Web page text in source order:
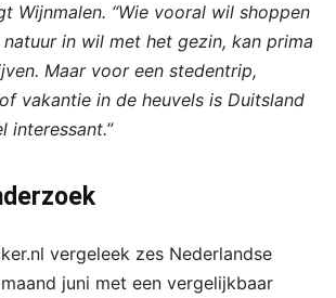
Wijnmalen. “Wie vooral wil shoppen
in wil met het gezin, kan prima
Maar voor een stedentrip,
vakantie in de heuvels is Duitsland
interessant.”
vergeleek zes Nederlandse
juni met een vergelijkbaar